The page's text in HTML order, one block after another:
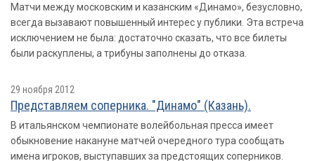
Матчи между московским и казанским «Динамо», безусловно,
всегда вызавают повышенный интерес у публики. Эта встреча
исключением не была: достаточно сказать, что все билеты
были раскуплены, а трибуны заполнены до отказа.
29 ноября 2012
Представляем соперника. "Динамо" (Казань).
В итальянском чемпионате волейбольная пресса имеет
обыкновение накануне матчей очередного тура сообщать
имена игроков, выступавших за предстоящих соперников.